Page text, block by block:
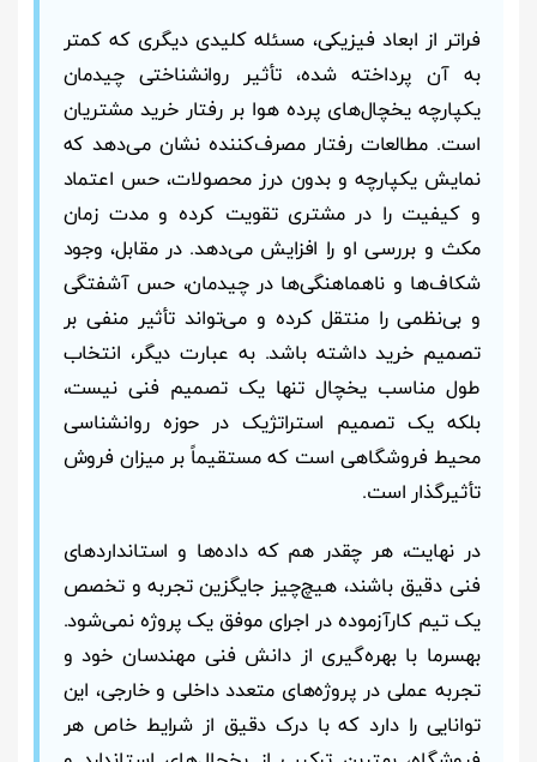
فراتر از ابعاد فیزیکی، مسئله کلیدی دیگری که کمتر
به آن پرداخته شده، تأثیر روانشناختی چیدمان
یکپارچه یخچال‌های پرده هوا بر رفتار خرید مشتریان
است. مطالعات رفتار مصرف‌کننده نشان می‌دهد که
نمایش یکپارچه و بدون درز محصولات، حس اعتماد
و کیفیت را در مشتری تقویت کرده و مدت زمان
مکث و بررسی او را افزایش می‌دهد. در مقابل، وجود
شکاف‌ها و ناهماهنگی‌ها در چیدمان، حس آشفتگی
و بی‌نظمی را منتقل کرده و می‌تواند تأثیر منفی بر
تصمیم خرید داشته باشد. به عبارت دیگر، انتخاب
طول مناسب یخچال تنها یک تصمیم فنی نیست،
بلکه یک تصمیم استراتژیک در حوزه روانشناسی
محیط فروشگاهی است که مستقیماً بر میزان فروش
تأثیرگذار است.
در نهایت، هر چقدر هم که داده‌ها و استانداردهای
فنی دقیق باشند، هیچ‌چیز جایگزین تجربه و تخصص
یک تیم کارآزموده در اجرای موفق یک پروژه نمی‌شود.
بهسرما با بهره‌گیری از دانش فنی مهندسان خود و
تجربه عملی در پروژه‌های متعدد داخلی و خارجی، این
توانایی را دارد که با درک دقیق از شرایط خاص هر